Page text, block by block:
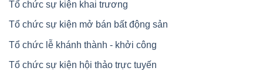
Tổ chức sự kiện khai trương
Tổ chức sự kiện mở bán bất động sản
Tổ chức lễ khánh thành - khởi công
Tổ chức sự kiện hội thảo trực tuyến